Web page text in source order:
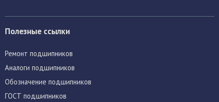
Полезные ссылки
Ремонт подшипников
Аналоги подшипников
Обозначение подшипников
ГОСТ подшипников